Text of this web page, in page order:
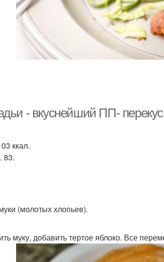
- вкуснейший ПП-
ккал.
83.
(молотых хлопьев).
муку, добавить тертое яблоко. Все